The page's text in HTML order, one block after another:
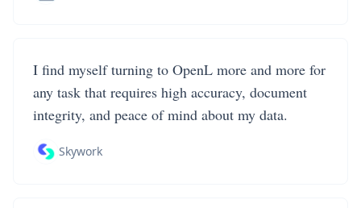
I find myself turning to OpenL more and more for
any task that requires high accuracy, document
integrity, and peace of mind about my data.
Skywork